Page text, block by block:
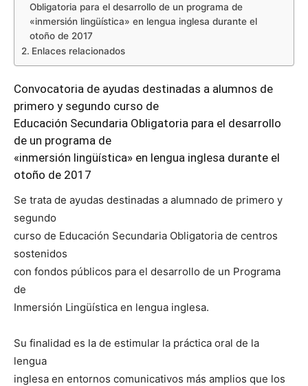
Obligatoria para el desarrollo de un programa de
«inmersión lingüística» en lengua inglesa durante el
otoño de 2017
Enlaces relacionados
Convocatoria de ayudas destinadas a alumnos de
primero y segundo curso de
Educación Secundaria Obligatoria para el desarrollo
de un programa de
«inmersión lingüística» en lengua inglesa durante el
otoño de 2017
Se trata de ayudas destinadas a alumnado de primero y
segundo
curso de Educación Secundaria Obligatoria de centros
sostenidos
con fondos públicos para el desarrollo de un Programa
de
Inmersión Lingüística en lengua inglesa.
Su finalidad es la de estimular la práctica oral de la
lengua
inglesa en entornos comunicativos más amplios que los